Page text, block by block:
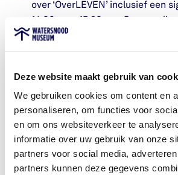
Deze website maakt gebruik van
We gebruiken cookies om content en
personaliseren, om functies voor
en om ons websiteverkeer te
informatie over uw gebruik van onze
partners voor social media,
partners kunnen deze gegevens
over ‘OverLEVEN’ inclusief een
The Dutch Historian
Radiozendamateurs en
Bevolking ‘53
Reddingsbrigade
Nationaal Park Oosterschelde
Waterschap Scheldestromen
Objectregistratie